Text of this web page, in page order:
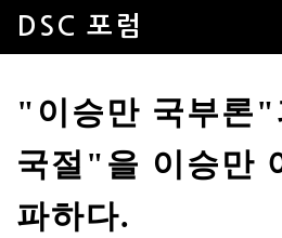
DSC 포럼
"이승만 국부론
국절"을 이승만
파하다.